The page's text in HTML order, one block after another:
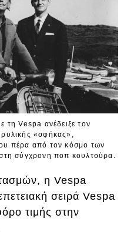
Vespa ανέδειξε τον
«σφήκας»,
πέρα από τον κόσμο των
σύγχρονη ποπ κουλτούρα.
η Vespa
σειρά Vespa
τιμής στην